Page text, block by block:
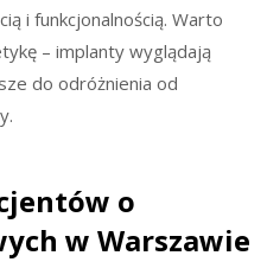
i funkcjonalnością. Warto
– implanty wyglądają
do odróżnienia od
o
w Warszawie